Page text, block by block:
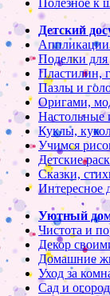
Полезное к
Детский
Аппликации
Поделки для
Пластилин,
Пазлы и
Оригами,
Настольные
Куклы,
Учимся
Детские
Сказки,
Интересное
Уютный
Чистота и
Декор
Домашние
Уход за
Сад и огород